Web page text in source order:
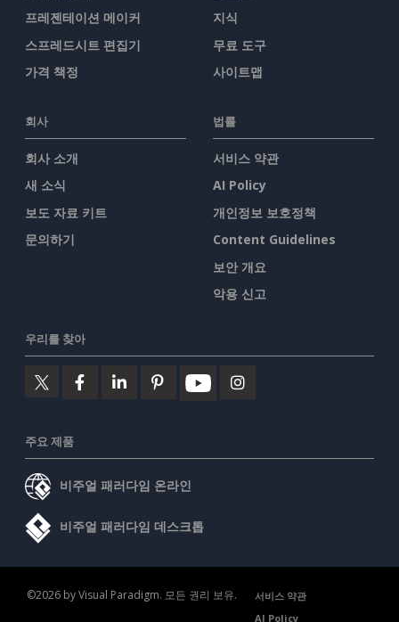
프레젠테이션 메이커
스프레드시트 편집기
가격 책정
지식
무료 도구
사이트맵
회사
회사 소개
새 소식
보도 자료 키트
문의하기
법률
서비스 약관
AI Policy
개인정보 보호정책
Content Guidelines
보안 개요
악용 신고
우리를 찾아
주요 제품
비주얼 패러다임 온라인
비주얼 패러다임 데스크톱
©2026 by Visual Paradigm. 모든 권리 보유.
서비스 약관
AI Policy